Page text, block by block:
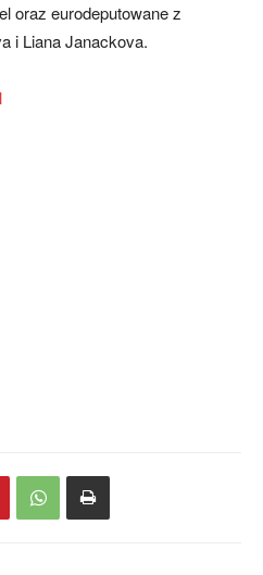
oraz eurodeputowane z
i Liana Janackova.